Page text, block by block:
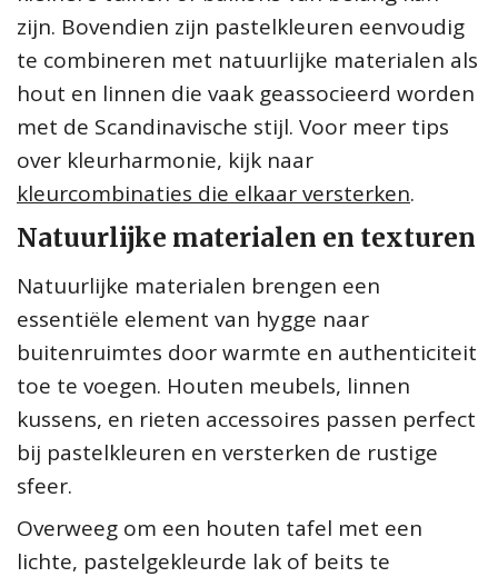
zijn. Bovendien zijn pastelkleuren eenvoudig
te combineren met natuurlijke materialen als
hout en linnen die vaak geassocieerd worden
met de Scandinavische stijl. Voor meer tips
over kleurharmonie, kijk naar
kleurcombinaties die elkaar versterken.
Natuurlijke materialen en texturen
Natuurlijke materialen brengen een
essentiële element van hygge naar
buitenruimtes door warmte en authenticiteit
toe te voegen. Houten meubels, linnen
kussens, en rieten accessoires passen perfect
bij pastelkleuren en versterken de rustige
sfeer.
Overweeg om een houten tafel met een
lichte, pastelgekleurde lak of beits te